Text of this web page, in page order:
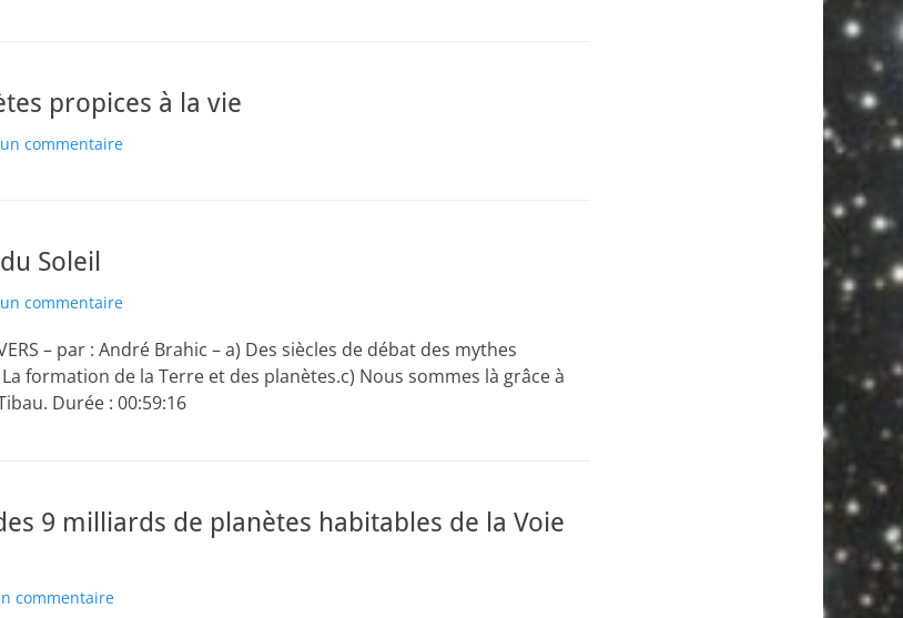
propices à la vie
commentaire
Soleil
commentaire
– par : André Brahic – a) Des siècles de débat des mythes
formation de la Terre et des planètes.c) Nous sommes là grâce à
Durée : 00:59:16
9 milliards de planètes habitables de la Voie
commentaire